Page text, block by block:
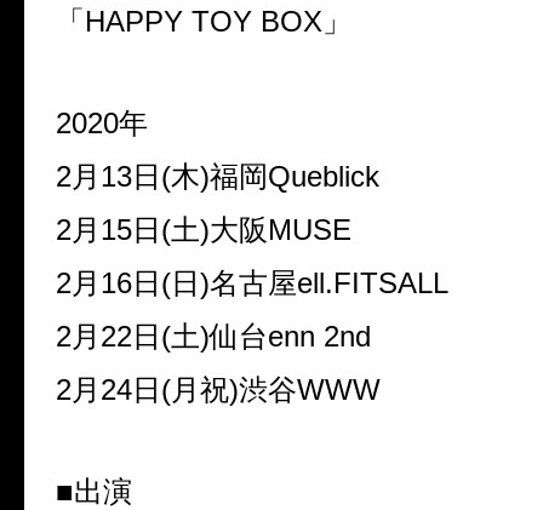
「 HAPPY TOY BOX 」
2020年
2月 13日 (木)福岡Queblick
2月 15日 (土)大阪MUSE
2月 16日 (日 )名古屋ell.FITSALL
2月 22日 (土)仙台enn 2nd
2月 24日 (月祝)渋谷WWW
■出演